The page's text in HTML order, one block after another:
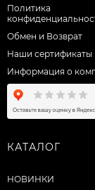
Политика
Обмен и Возврат
Наши сертификаты
Информация о
КАТАЛОГ
НОВИНКИ